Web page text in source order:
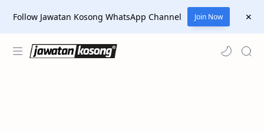
Follow Jawatan Kosong WhatsApp Channel Join Now